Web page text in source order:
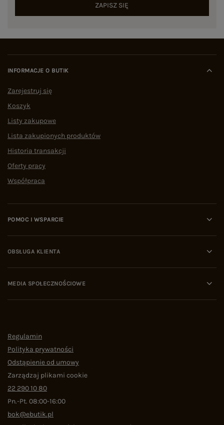
ZAPISZ SIĘ
INFORMACJE O BUTIK
Zarejestruj się
Koszyk
Listy zakupowe
Lista zakupionych produktów
Historia transakcji
Oferty pracy
Współpraca
POMOC I WSPARCIE
OBSŁUGA KLIENTA
MEDIA SPOŁECZNOŚCIOWE
Regulamin
Polityka prywatności
Odstąpienie od umowy
Zarządzaj plikami cookie
22 290 10 80
Pn.-Pt. 08:00-16:00
bok@ebutik.pl